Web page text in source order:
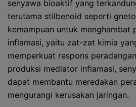
senyawa bioaktif yang
terutama stilbenoid seperti
kemampuan untuk menghambat
inflamasi, yaitu zat-zat kimia
memperkuat respons
produksi mediator inflamasi,
dapat membantu meredakan
mengurangi kerusakan jaringan.